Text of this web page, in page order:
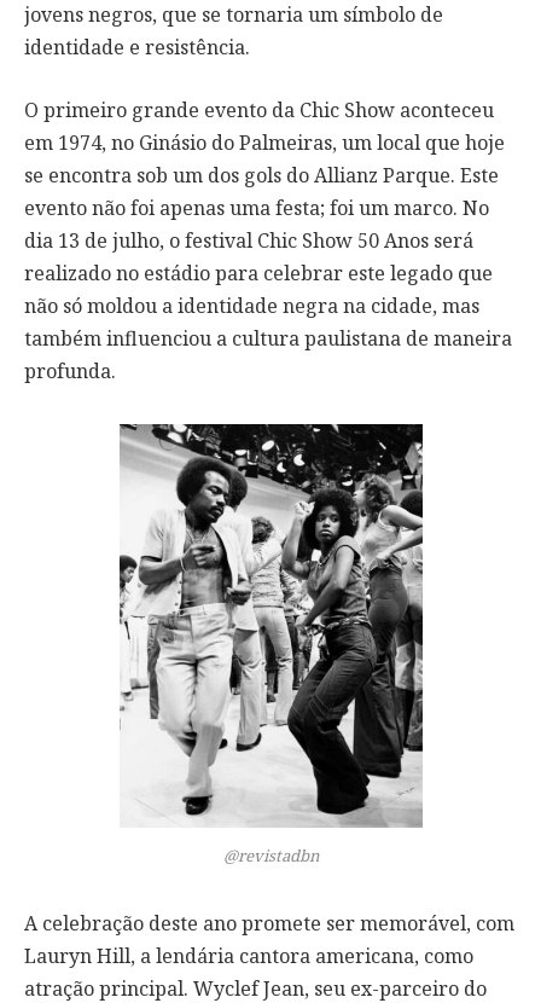
jovens negros, que se tornaria um símbolo de
identidade e resistência.
O primeiro grande evento da Chic Show aconteceu
em 1974, no Ginásio do Palmeiras, um local que hoje
se encontra sob um dos gols do Allianz Parque. Este
evento não foi apenas uma festa; foi um marco. No
dia 13 de julho, o festival Chic Show 50 Anos será
realizado no estádio para celebrar este legado que
não só moldou a identidade negra na cidade, mas
também influenciou a cultura paulistana de maneira
profunda.
@revistadbn
A celebração deste ano promete ser memorável, com
Lauryn Hill, a lendária cantora americana, como
atração principal. Wyclef Jean, seu ex-parceiro do